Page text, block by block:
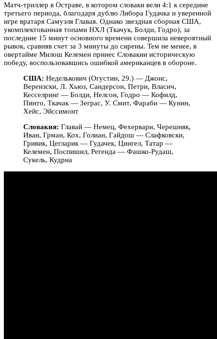
Матч-триллер в Остраве, в котором словаки вели 4:1 к середине
третьего периода, благодаря дублю Либора Гудачка и уверенной
игре вратаря Самуэля Главая. Однако звездная сборная США,
укомплектованная топами НХЛ (Ткачук, Болди, Годро), за
последние 15 минут основного времени совершила невероятный
рывок, сравняв счет за 3 минуты до сирены. Тем не менее, в
овертайме Милош Келемен принес Словакии историческую
победу, воспользовавшись ошибкой американцев в обороне.
США: Неделькович (Огустин, 29.) — Джонс,
Верензски, Л. Хьюз, Сандерсон, Петри, Власич,
Кесселринг — Болди, Нелсон, Годро — Кофилд,
Пинто, Ткачак — Зеграс, У. Смит, Фараби — Кунин,
Хейс, Эйссимонт
Словакия: Главай — Немец, Фехервари, Черешняк,
Иван, Грман, Кох, Голиан, Гайдош — Слафковски,
Гривик, Цегларик — Гудачек, Цингел, Татар —
Келемен, Поспишил, Регенда — Фашко-Рудаш,
Сукель, Кудрна